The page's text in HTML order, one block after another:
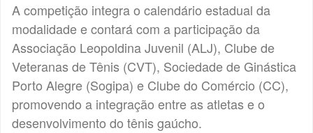
A competição integra o calendário estadual da
modalidade e contará com a participação da
Associação Leopoldina Juvenil (ALJ), Clube de
Veteranas de Tênis (CVT), Sociedade de Ginástica
Porto Alegre (Sogipa) e Clube do Comércio (CC),
promovendo a integração entre as atletas e o
desenvolvimento do tênis gaúcho.